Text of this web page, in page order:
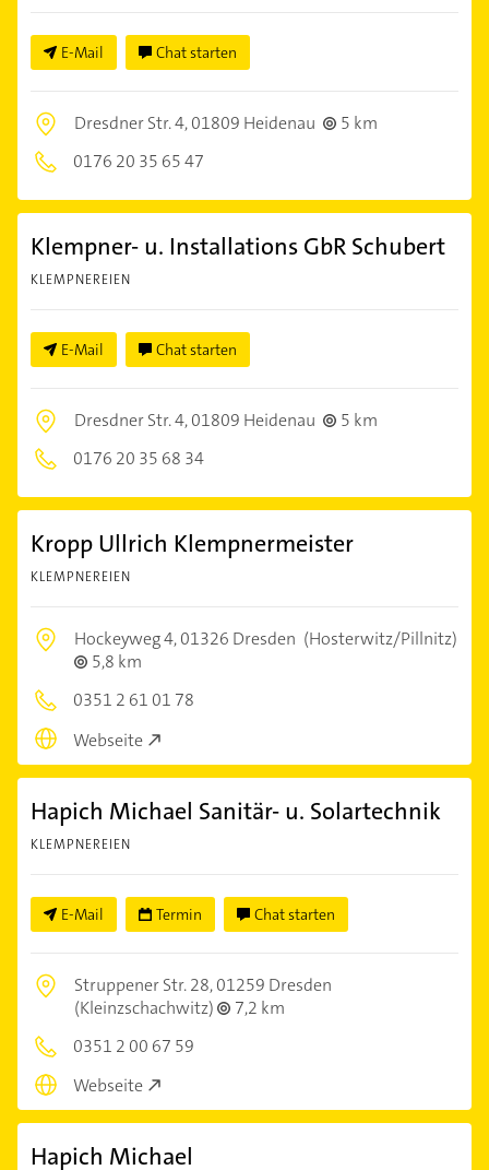
E-Mail Chat starten
Dresdner Str. 4,01809 Heidenau
5 km
0176 20 35 65 47
Klempner- u. Installations GbR Schubert
KLEMPNEREIEN
E-Mail Chat starten
Dresdner Str. 4,01809 Heidenau
5 km
0176 20 35 68 34
Kropp Ullrich Klempnermeister
KLEMPNEREIEN
Hockeyweg 4,01326 Dresden (Hosterwitz/Pillnitz)
5,8 km
0351 2 61 01 78
Webseite
Hapich Michael Sanitär- u. Solartechnik
KLEMPNEREIEN
E-Mail Termin Chat starten
Struppener Str. 28,01259 Dresden
(Kleinzschachwitz)
7,2 km
0351 2 00 67 59
Webseite
Hapich Michael